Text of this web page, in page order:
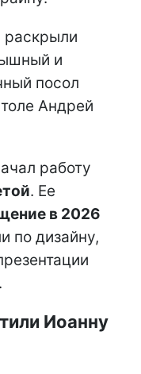
раскрыли
и
посол
Андрей
работу
. Ее
в 2026
по дизайну,
Иоанну